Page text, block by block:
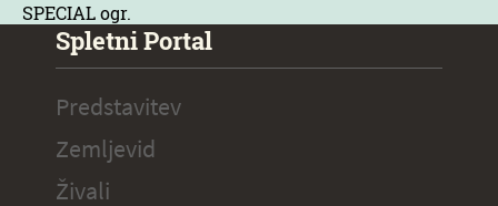
SPECIAL ogr.
Spletni Portal
Predstavitev
Zemljevid
Živali